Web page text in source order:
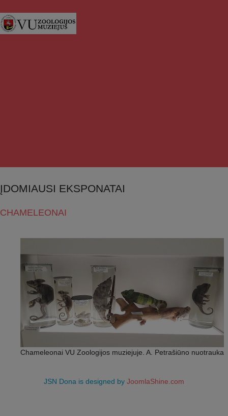
ĮDOMIAUSI EKSPONATAI
CHAMELEONAI
Chameleonai VU Zoologijos muziejuje. A. Petrašiūno nuotrauka
JSN Dona is designed by JoomlaShine.com